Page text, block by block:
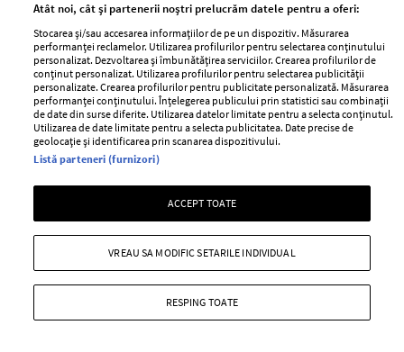
Ispitele cosmetice ale lunii iulie 2026 –
cele mai noi și tentante lansări beauty
BEAUTY 16 iulie 2026
Vara ne invită la reorganizarea rutinei de frumusețe.
Optăm pentru parfumuri florale, texturi lejere pentru
îngrijirea tenului și produse de machiaj care să ne pună
în evidență bronzul.
Atât noi, cât și partenerii noștri prelucrăm datele pentru a oferi:
Stocarea și/sau accesarea informațiilor de pe un dispozitiv. Măsurarea
performanței reclamelor. Utilizarea profilurilor pentru selectarea conținutului
personalizat. Dezvoltarea și îmbunătățirea serviciilor. Crearea profilurilor de
conținut personalizat. Utilizarea profilurilor pentru selectarea publicității
personalizate. Crearea profilurilor pentru publicitate personalizată. Măsurarea
performanței conținutului. Înțelegerea publicului prin statistici sau combinații
de date din surse diferite. Utilizarea datelor limitate pentru a selecta conținutul.
Utilizarea de date limitate pentru a selecta publicitatea. Date precise de
geolocație și identificarea prin scanarea dispozitivului.
Listă parteneri (furnizori)
ACCEPT TOATE
RESPING TOATE
VREAU SA MODIFIC SETARILE INDIVIDUAL